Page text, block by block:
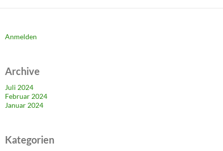
Anmelden
Archive
Juli 2024
Februar 2024
Januar 2024
Kategorien